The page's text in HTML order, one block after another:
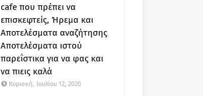
cafe που πρέπει να
επισκεφτείς, Ήρεμα και
Αποτελέσματα αναζήτησης
Αποτελέσματα ιστού
παρεΐστικα για να φας και
να πιεις καλά
Κυριακή, Ιουλίου 12, 2020